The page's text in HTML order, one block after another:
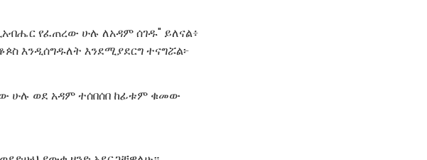
የፈጠረው ሁሉ ለአዳም ሰገዱ" ይለናል፥
እንዲሰግዱለት እንደሚያደርግ ተናግሯል፦
ሁሉ ወደ አዳም ተሰበሰበ ከፊቱም ቁመው